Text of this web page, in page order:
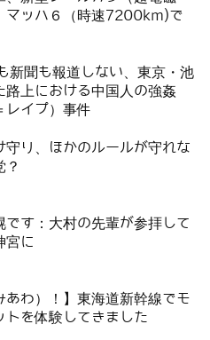
マッハ６（時速7200km)で
新聞も報道しない、東京・池
路上における中国人の強姦
レイプ）事件
守り、ほかのルールが守れな
？
です：大村の先輩が参拝して
宮に
あわ）！】東海道新幹線でモ
トを体験してきました